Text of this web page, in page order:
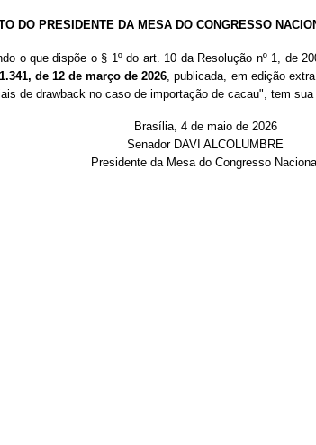
DO PRESIDENTE DA MESA DO CONGRESSO
o que dispõe o § 1º do art. 10 da Resolução nº 1, de
de 12 de março de 2026, publicada, em edição
de drawback no caso de importação de cacau", tem
Brasília, 4 de maio de 2026
Senador DAVI ALCOLUMBRE
Presidente da Mesa do Congresso